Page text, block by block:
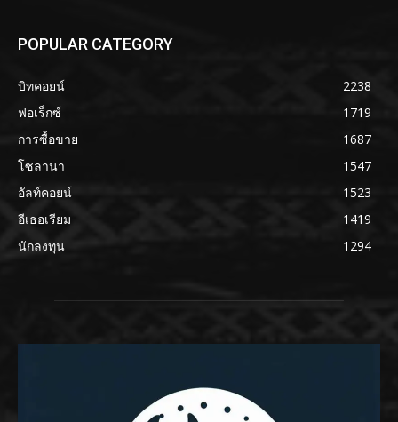
POPULAR CATEGORY
บิทคอยน์
2238
ฟอเร็กซ์
1719
การซื้อขาย
1687
โซลานา
1547
อัลท์คอยน์
1523
อีเธอเรียม
1419
นักลงทุน
1294